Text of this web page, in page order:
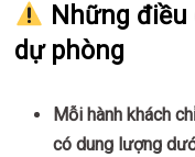
Những
dự phòng
Mỗi hành khách
có dung lượng